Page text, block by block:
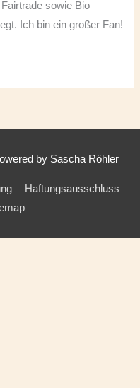
sowie Bio
Ich bin ein großer Fan!
by Sascha Röhler
Haftungsausschluss